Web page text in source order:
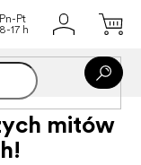
mitów